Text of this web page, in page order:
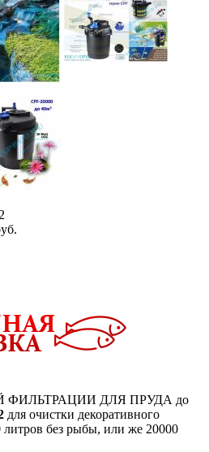
ДЛЯ ПРУДА до
для очистки декоративного
без рыбы, или же 20000